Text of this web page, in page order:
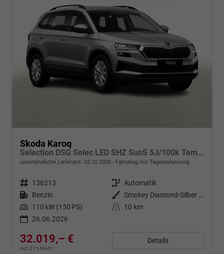
Skoda Karoq
Selection DSG Selec LED SHZ SunS 5J/100k Temp VirtC
unverbindliche Lieferzeit: 02.10.2026 Fahrzeug mit Tageszulassung
Fahrzeugnr. 136213 Getriebe Automatik
Kraftstoff Benzin Außenfarbe
Smokey Diamond-Silber Metallic
Leistung 110 kW (150 PS) Kilometerstand
10 km
26.06.2026
32.019,– €
incl. 21% MwSt.
Details